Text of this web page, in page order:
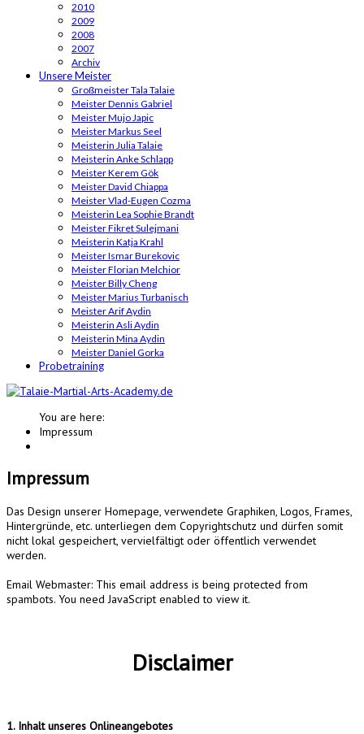
2010
2009
2008
2007
Archiv
Unsere Meister
Großmeister Tala Talaie
Meister Dennis Gabriel
Meister Mujo Japic
Meister Markus Seel
Meisterin Julia Talaie
Meisterin Anke Schlapp
Meister Kerem Gök
Meister David Chiappa
Meister Vlad-Eugen Cozma
Meisterin Lea Sophie Brandt
Meister Fikret Sulejmani
Meisterin Katja Krahl
Meister Ismar Burekovic
Meister Florian Melchior
Meister Billy Cheng
Meister Marius Turbanisch
Meister Arif Aydin
Meisterin Asli Aydin
Meisterin Mina Aydin
Meister Daniel Gorka
Probetraining
You are here:
Impressum
Impressum
Das Design unserer Homepage, verwendete Graphiken, Logos, Frames,
Hintergründe, etc. unterliegen dem Copyrightschutz und dürfen somit
nicht lokal gespeichert, vervielfältigt oder öffentlich verwendet
werden.
Email Webmaster: This email address is being protected from
spambots. You need JavaScript enabled to view it.
Disclaimer
1. Inhalt unseres Onlineangebotes